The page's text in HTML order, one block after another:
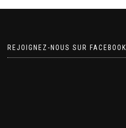
REJOIGNEZ-NOUS SUR FACEBOOK